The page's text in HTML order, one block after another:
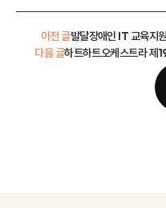
이전 글발달장애인 IT 교육지
하트하트오케스트라 제
다음 글